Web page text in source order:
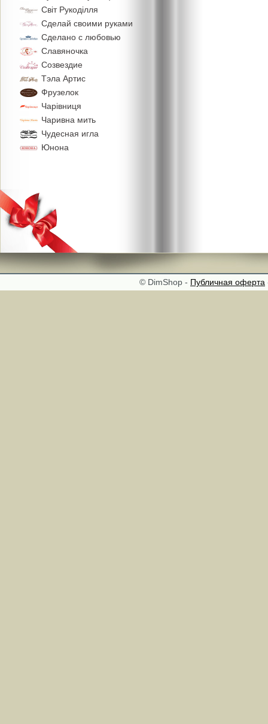
Свiт Рукодiлля
Сделай своими руками
Сделано с любовью
Славяночка
Созвездие
Тэла Артис
Фрузелок
Чарiвниця
Чаривна мить
Чудесная игла
Юнона
© DimShop - Публичная оферта